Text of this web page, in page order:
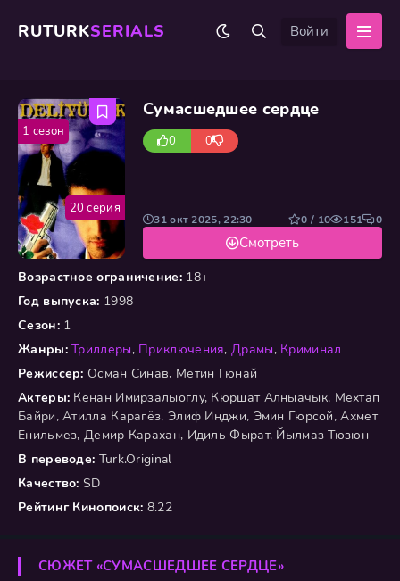
RUTURKSERIALS Войти
Сумасшедшее сердце
0 0
Возрастное ограничение:18+
Год выпуска: 1998
Сезон:1
Жанры: Триллеры, Приключения,Драмы, Криминал
Режиссер: Осман Синав, Метин Гюнай
Актеры: Кенан Имирзалыоглу, Кюршат Алныачык, Мехтап
Байри, Атилла Карагёз, Элиф Инджи, Эмин Гюрсой, Ахмет
Енильмез, Демир Карахан, Идиль Фырат, Йылмаз Тюзюн
В переводе: Turk.Original
Качество: SD
Рейтинг Кинопоиск: 8.22
Смотреть
31 окт 2025, 22:30 0 / 10 151 0
20 серия
1 сезон
СЮЖЕТ «СУМАСШЕДШЕЕ СЕРДЦЕ»